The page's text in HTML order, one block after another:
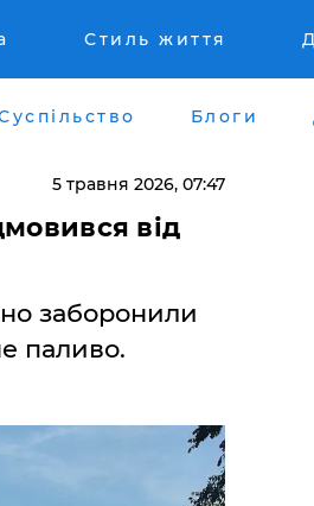
Стиль життя
Блоги
5 травня 2026, 07:47
від
заборонили
паливо.